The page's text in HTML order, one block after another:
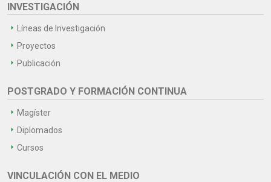
INVESTIGACIÓN
Líneas de Investigación
Proyectos
Publicación
POSTGRADO Y FORMACIÓN CONTINUA
Magíster
Diplomados
Cursos
VINCULACIÓN CON EL MEDIO